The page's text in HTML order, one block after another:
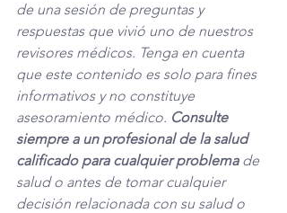
de una sesión de preguntas y
respuestas que vivió uno de nuestros
revisores médicos. Tenga en cuenta
que este contenido es solo para fines
informativos y no constituye
asesoramiento médico. Consulte
siempre a un profesional de la salud
calificado para cualquier problema de
salud o antes de tomar cualquier
decisión relacionada con su salud o